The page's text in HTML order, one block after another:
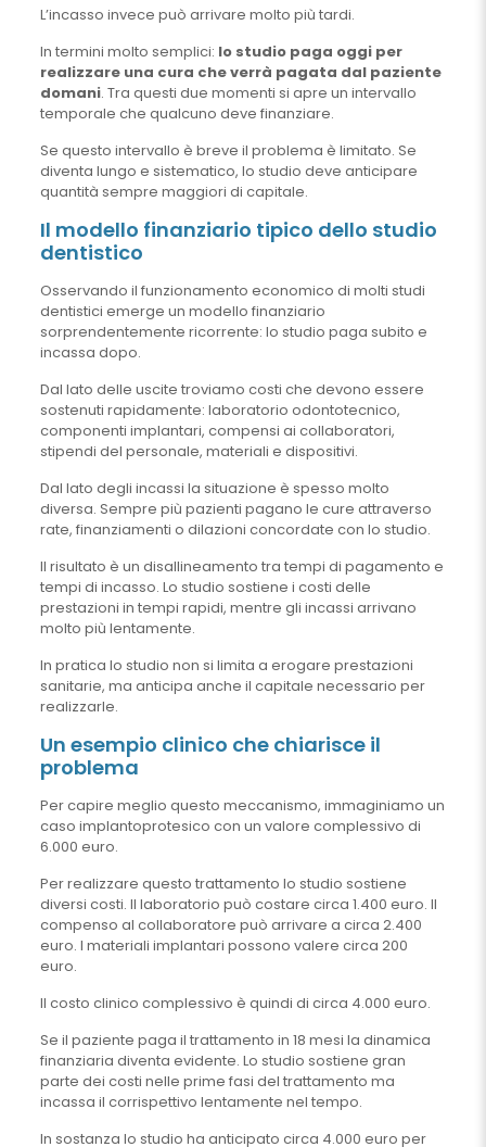
L’incasso invece può arrivare molto più tardi.
In termini molto semplici: lo studio paga oggi per
realizzare una cura che verrà pagata dal paziente
domani. Tra questi due momenti si apre un intervallo
temporale che qualcuno deve finanziare.
Se questo intervallo è breve il problema è limitato. Se
diventa lungo e sistematico, lo studio deve anticipare
quantità sempre maggiori di capitale.
Il modello finanziario tipico dello studio
dentistico
Osservando il funzionamento economico di molti studi
dentistici emerge un modello finanziario
sorprendentemente ricorrente: lo studio paga subito e
incassa dopo.
Dal lato delle uscite troviamo costi che devono essere
sostenuti rapidamente: laboratorio odontotecnico,
componenti implantari, compensi ai collaboratori,
stipendi del personale, materiali e dispositivi.
Dal lato degli incassi la situazione è spesso molto
diversa. Sempre più pazienti pagano le cure attraverso
rate, finanziamenti o dilazioni concordate con lo studio.
Il risultato è un disallineamento tra tempi di pagamento e
tempi di incasso. Lo studio sostiene i costi delle
prestazioni in tempi rapidi, mentre gli incassi arrivano
molto più lentamente.
In pratica lo studio non si limita a erogare prestazioni
sanitarie, ma anticipa anche il capitale necessario per
realizzarle.
Un esempio clinico che chiarisce il
problema
Per capire meglio questo meccanismo, immaginiamo un
caso implantoprotesico con un valore complessivo di
6.000 euro.
Per realizzare questo trattamento lo studio sostiene
diversi costi. Il laboratorio può costare circa 1.400 euro. Il
compenso al collaboratore può arrivare a circa 2.400
euro. I materiali implantari possono valere circa 200
euro.
Il costo clinico complessivo è quindi di circa 4.000 euro.
Se il paziente paga il trattamento in 18 mesi la dinamica
finanziaria diventa evidente. Lo studio sostiene gran
parte dei costi nelle prime fasi del trattamento ma
incassa il corrispettivo lentamente nel tempo.
In sostanza lo studio ha anticipato circa 4.000 euro per